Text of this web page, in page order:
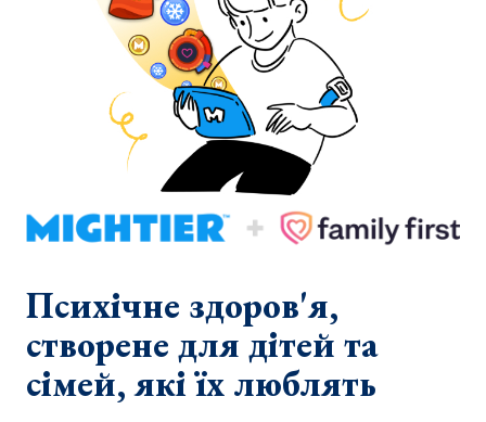
Психічне здоров'я,
створене для дітей та
сімей, які їх люблять